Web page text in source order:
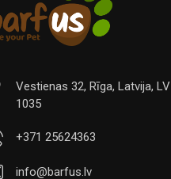
Vestienas 32, Rīga, Latvija, LV
1035
+371 25624363
info@barfus.lv